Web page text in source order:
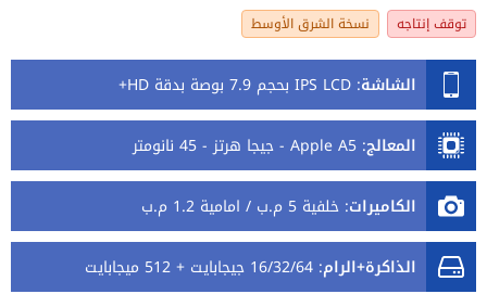
توقف إنتاجه نسخة الشرق الأوسط
الشاشة: IPS LCD بحجم 7.9 بوصة بدقة HD+
المعالج: Apple A5 - جيجا هرتز - 45 نانومتر
الكاميرات: خلفية 5 م.ب / امامية 1.2 م.ب
الذاكرة+الرام: 16/32/64 جيجابايت + 512 ميجابايت